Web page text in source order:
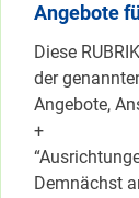
Angebote
Diese
der
Angebote,
+
Demnächst